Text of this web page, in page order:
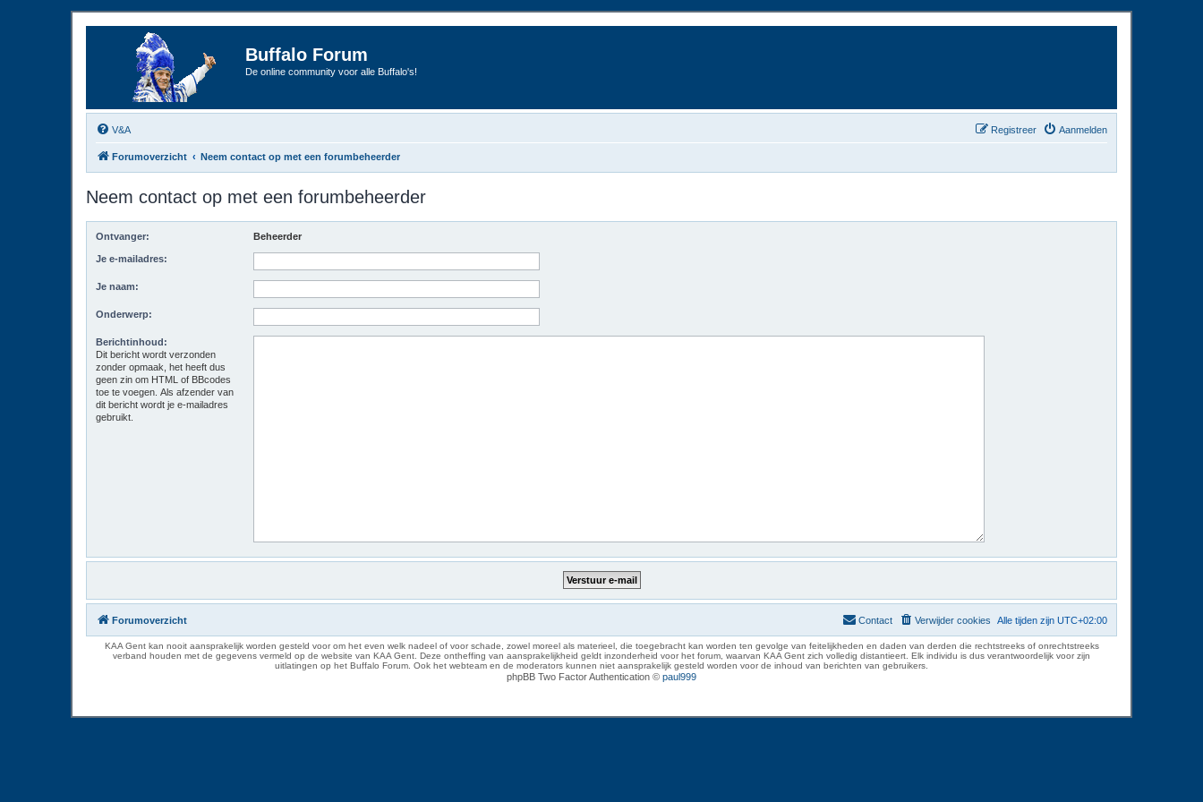
Buffalo Forum
De online community voor alle Buffalo's!
V&A Aanmelden
Registreer
Forumoverzicht Neem contact op met een forumbeheerder
Neem contact op met een forumbeheerder
Ontvanger: Beheerder
Je e-mailadres:
Je naam:
Onderwerp:
Berichtinhoud:
Dit bericht wordt verzonden
zonder opmaak, het heeft dus
geen zin om HTML of BBcodes
toe te voegen. Als afzender van
dit bericht wordt je e-mailadres
gebruikt.
Forumoverzicht Alle tijden zijn UTC+02:00
Verwijder cookies
Contact
KAA Gent kan nooit aansprakelijk worden gesteld voor om het even welk nadeel of voor schade, zowel moreel als materieel, die toegebracht kan worden ten gevolge van feitelijkheden en daden van derden die rechtstreeks of onrechtstreeks
verband houden met de gegevens vermeld op de website van KAA Gent. Deze ontheffing van aansprakelijkheid geldt inzonderheid voor het forum, waarvan KAA Gent zich volledig distantieert. Elk individu is dus verantwoordelijk voor zijn
uitlatingen op het Buffalo Forum. Ook het webteam en de moderators kunnen niet aansprakelijk gesteld worden voor de inhoud van berichten van gebruikers.
phpBB Two Factor Authentication © paul999